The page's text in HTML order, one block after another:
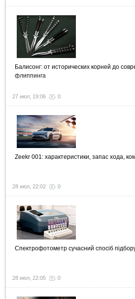
Балисонг: от исторических корней до
флиппинга
27 июл, 19:06 0
Zeekr 001: характеристики, запас хода,
28 июл, 22:02 0
Спектрофотометр сучасний спосіб
28 июл, 22:05 0